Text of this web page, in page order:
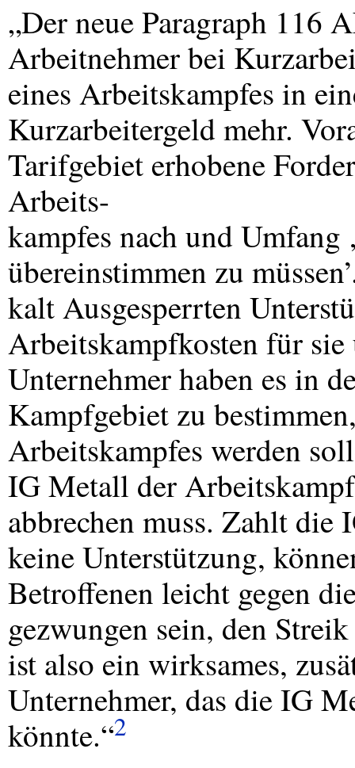
„Der neue Paragraph 116
Arbeitnehmer bei
eines Arbeitskampfes in
Kurzarbeitergeld mehr.
Tarifgebiet erhobene
Arbeits-
kampfes nach und
übereinstimmen zu
kalt Ausgesperrten
Arbeitskampfkosten für
Unternehmer haben es in
Kampfgebiet zu
Arbeitskampfes werden
IG Metall der
abbrechen muss. Zahlt
keine Unterstützung,
Betroffenen leicht gegen
gezwungen sein, den
ist also ein wirksames,
Unternehmer, das die IG
könnte.“2